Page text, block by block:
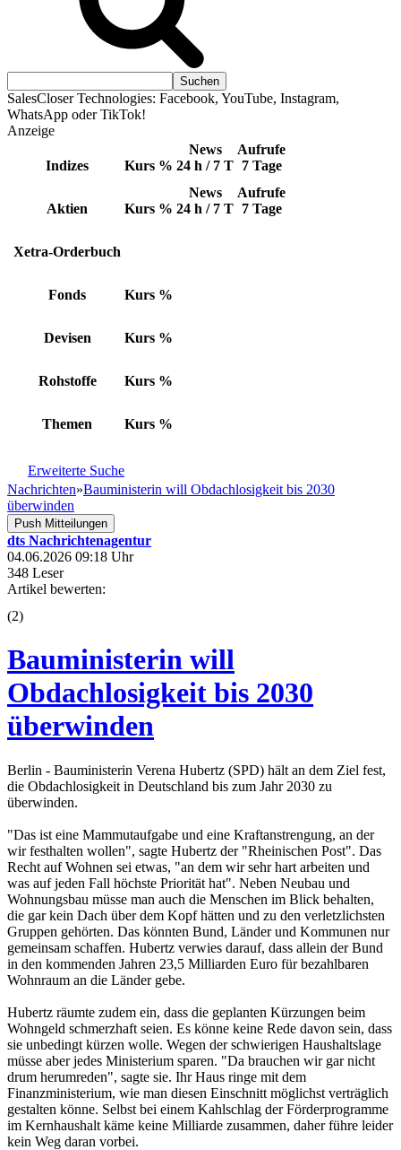
SalesCloser Technologies: Facebook, YouTube, Instagram,
WhatsApp oder TikTok!
Anzeige
Indizes Kurs %
News
24 h / 7 T
Aufrufe
7 Tage
Aktien Kurs %
News
24 h / 7 T
Aufrufe
7 Tage
Xetra-Orderbuch
Fonds Kurs %
Devisen Kurs %
Rohstoffe Kurs %
Themen Kurs %
Erweiterte Suche
Nachrichten»Bauministerin will Obdachlosigkeit bis 2030
überwinden
Push Mitteilungen
dts Nachrichtenagentur
04.06.2026 09:18 Uhr
348 Leser
Artikel bewerten:
(2)
Bauministerin will
Obdachlosigkeit bis 2030
überwinden
Berlin - Bauministerin Verena Hubertz (SPD) hält an dem Ziel fest,
die Obdachlosigkeit in Deutschland bis zum Jahr 2030 zu
überwinden.
"Das ist eine Mammutaufgabe und eine Kraftanstrengung, an der
wir festhalten wollen", sagte Hubertz der "Rheinischen Post". Das
Recht auf Wohnen sei etwas, "an dem wir sehr hart arbeiten und
was auf jeden Fall höchste Priorität hat". Neben Neubau und
Wohnungsbau müsse man auch die Menschen im Blick behalten,
die gar kein Dach über dem Kopf hätten und zu den verletzlichsten
Gruppen gehörten. Das könnten Bund, Länder und Kommunen nur
gemeinsam schaffen. Hubertz verwies darauf, dass allein der Bund
in den kommenden Jahren 23,5 Milliarden Euro für bezahlbaren
Wohnraum an die Länder gebe.
Hubertz räumte zudem ein, dass die geplanten Kürzungen beim
Wohngeld schmerzhaft seien. Es könne keine Rede davon sein, dass
sie unbedingt kürzen wolle. Wegen der schwierigen Haushaltslage
müsse aber jedes Ministerium sparen. "Da brauchen wir gar nicht
drum herumreden", sagte sie. Ihr Haus ringe mit dem
Finanzministerium, wie man diesen Einschnitt möglichst verträglich
gestalten könne. Selbst bei einem Kahlschlag der Förderprogramme
im Kernhaushalt käme keine Milliarde zusammen, daher führe leider
kein Weg daran vorbei.